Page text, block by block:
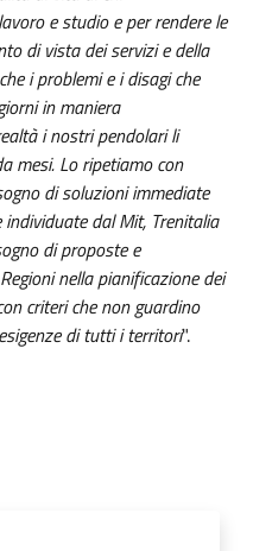
e studio e per rendere le
di vista dei servizi e della
i problemi e i disagi che
in maniera
i nostri pendolari li
mesi. Lo ripetiamo con
di soluzioni immediate
dal Mit, Trenitalia
di proposte e
nella pianificazione dei
criteri che non guardino
di tutti i territori".